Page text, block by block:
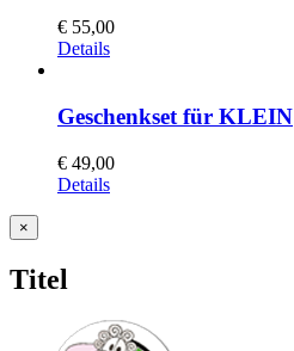
€ 55,00
Details
Geschenkset für KLEIN
€ 49,00
Details
Close
product
view
×
Titel